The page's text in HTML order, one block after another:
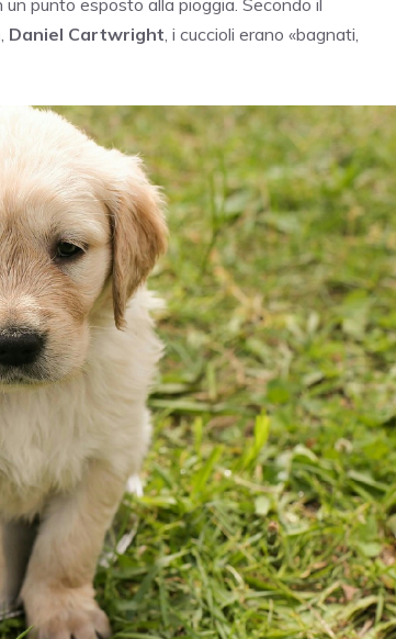
Daniel Cartwright , i cuccioli erano «bagnati,